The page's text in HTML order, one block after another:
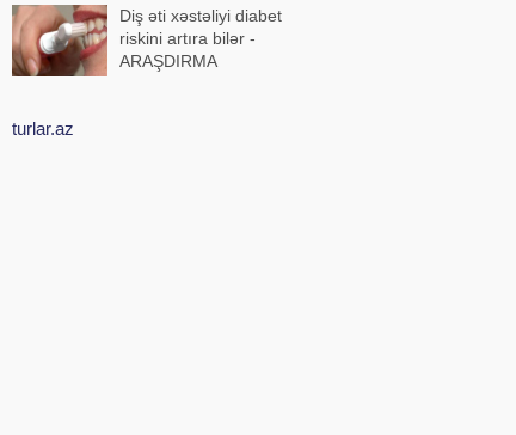
Diş əti xəstəliyi diabet
riskini artıra bilər -
ARAŞDIRMA
turlar.az